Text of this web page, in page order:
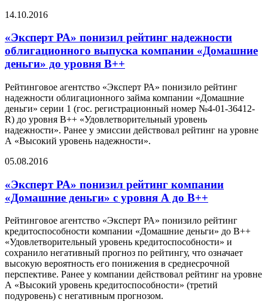
14.10.2016
«Эксперт РА» понизил рейтинг надежности
облигационного выпуска компании «Домашние
деньги» до уровня В++
Рейтинговое агентство «Эксперт РА» понизило рейтинг
надежности облигационного займа компании «Домашние
деньги» серии 1 (гос. регистрационный номер №4-01-36412-
R) до уровня В++ «Удовлетворительный уровень
надежности». Ранее у эмиссии действовал рейтинг на уровне
А «Высокий уровень надежности».
05.08.2016
«Эксперт РА» понизил рейтинг компании
«Домашние деньги» с уровня А до В++
Рейтинговое агентство «Эксперт РА» понизило рейтинг
кредитоспособности компании «Домашние деньги» до В++
«Удовлетворительный уровень кредитоспособности» и
сохранило негативный прогноз по рейтингу, что означает
высокую вероятность его понижения в среднесрочной
перспективе. Ранее у компании действовал рейтинг на уровне
А «Высокий уровень кредитоспособности» (третий
подуровень) с негативным прогнозом.